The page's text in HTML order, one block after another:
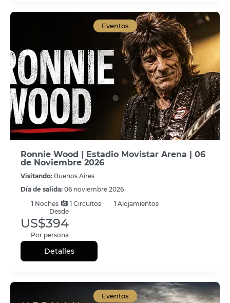
Eventos
Ronnie Wood | Estadio Movistar Arena | 06
de Noviembre 2026
Visitando: Buenos Aires
Día de salida: 06 noviembre 2026
1 Noches 1 Circuitos
1 Alojamientos
Desde
US$394
Por persona
Detalles
Eventos